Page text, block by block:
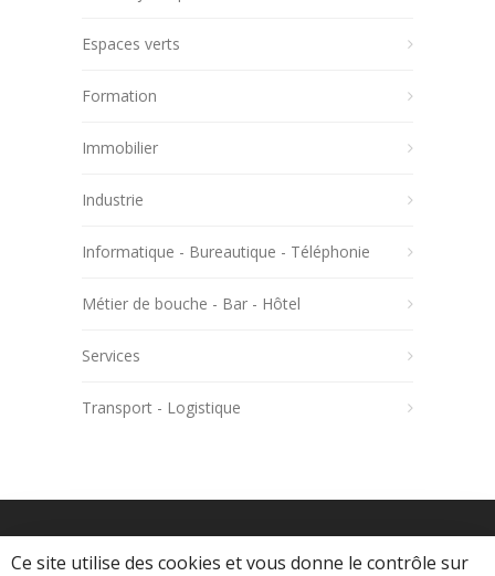
Espaces verts
Formation
Immobilier
Industrie
Informatique - Bureautique - Téléphonie
Métier de bouche - Bar - Hôtel
Services
Transport - Logistique
Ce site utilise des cookies et vous donne le contrôle sur